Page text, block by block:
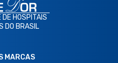
DE HOSPITAIS
DO BRASIL
MARCAS